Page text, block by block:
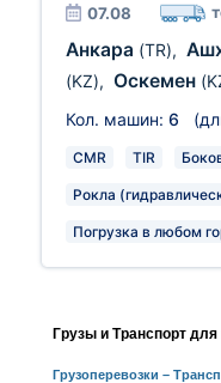
07.08
Анкара (TR),
(KZ), Оскемен
Кол. машин: 6
CMR TIR
Рокла
Погрузка в любом
Грузы и Транспорт
Грузоперевозки –